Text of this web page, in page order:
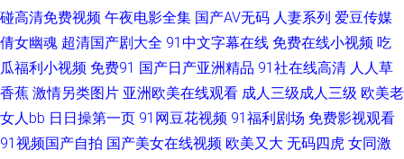
久久6无码中文 1024学生人妻看片 99久久精品费精 久久精品高潮 先锋影音
资源女人网 avtt变态 俺来也听听婷 国产一区久久 夜夜欢日日干 麻豆九一天
美 91传媒免费看 91白丝足交 中文字幕人妻精品一区 91免费视频网站 超碰
日本片 深爱开心激情日日撸 最新亚洲分区电影更新 91豆花国产熟女 福利网
碰高清免费视频 午夜电影全集 国产AV无码 人妻系列 爱豆传媒
倩女幽魂 超清国产剧大全 91中文字幕在线 免费在线小视频 吃
瓜福利小视频 免费91 国产日产亚洲精品 91社在线高清 人人草
香蕉 激情另类图片 亚洲欧美在线观看 成人三级成人三级 欧美老
女人bb 日日操第一页 91网豆花视频 91福利剧场 免费影视观看
91视频国产自拍 国产美女在线视频 欧美又大 无码四虎 女同激